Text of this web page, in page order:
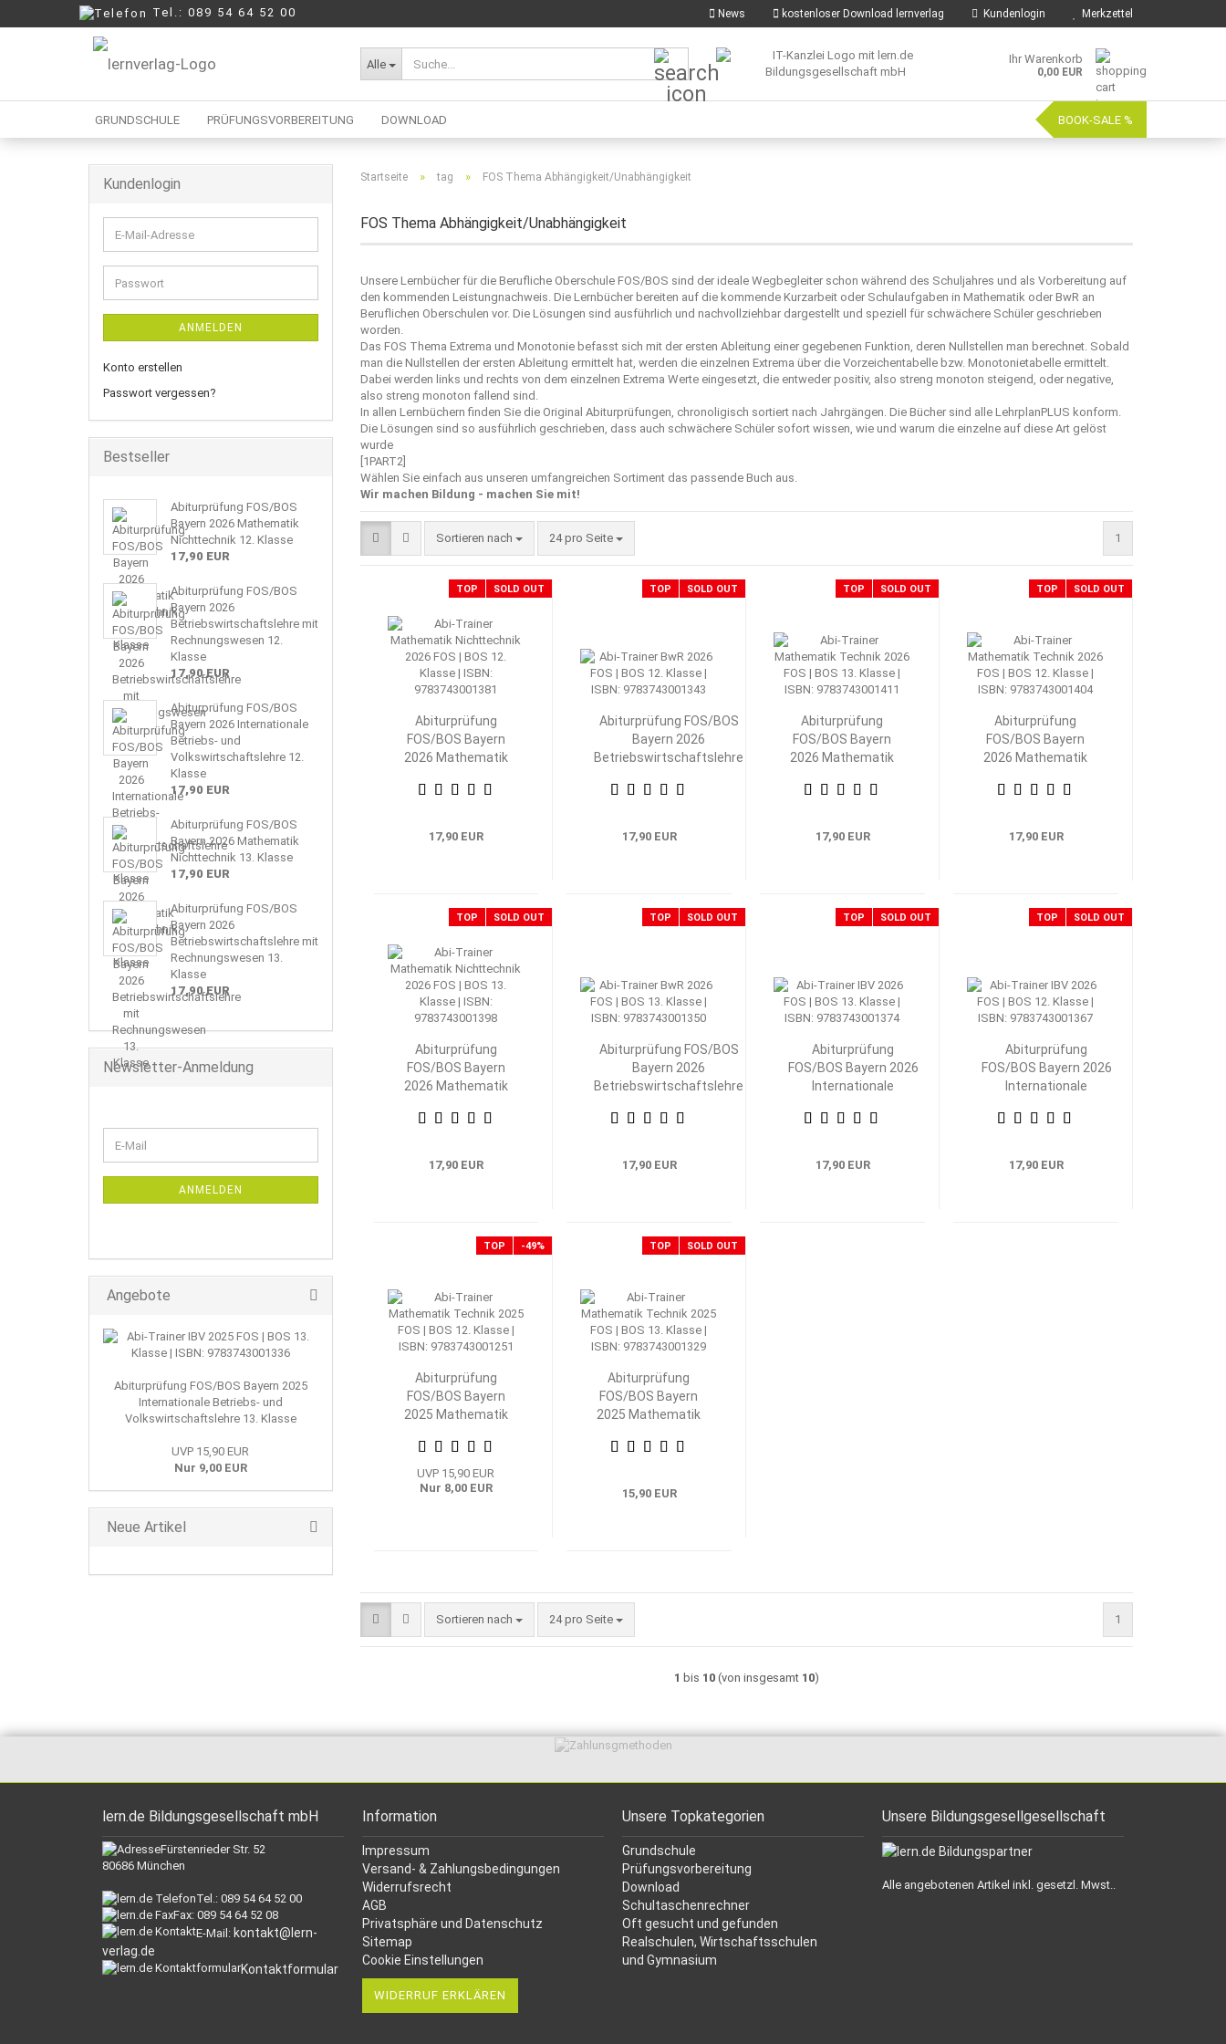
News kostenloser Download lernverlag Kundenlogin Merkzettel
Tel.: 089 54 64 52 00
Alle
Suche... Ihr Warenkorb
0,00 EUR
GRUNDSCHULE PRÜFUNGSVORBEREITUNG
Mittelschule
DOWNLOAD BOOK-SALE %
Startseite » tag » FOS Thema Abhängigkeit/Unabhängigkeit
FOS Thema Abhängigkeit/Unabhängigkeit
Unsere Lernbücher für die Berufliche Oberschule FOS/BOS sind der ideale Wegbegleiter schon während des Schuljahres und als Vorbereitung auf
den kommenden Leistungnachweis. Die Lernbücher bereiten auf die kommende Kurzarbeit oder Schulaufgaben in Mathematik oder BwR an
Beruflichen Oberschulen vor. Die Lösungen sind ausführlich und nachvollziehbar dargestellt und speziell für schwächere Schüler geschrieben
worden.
Das FOS Thema Extrema und Monotonie befasst sich mit der ersten Ableitung einer gegebenen Funktion, deren Nullstellen man berechnet. Sobald
man die Nullstellen der ersten Ableitung ermittelt hat, werden die einzelnen Extrema über die Vorzeichentabelle bzw. Monotonietabelle ermittelt.
Dabei werden links und rechts von dem einzelnen Extrema Werte eingesetzt, die entweder positiv, also streng monoton steigend, oder negative,
also streng monoton fallend sind.
In allen Lernbüchern finden Sie die Original Abiturprüfungen, chronoligisch sortiert nach Jahrgängen. Die Bücher sind alle LehrplanPLUS konform.
Die Lösungen sind so ausführlich geschrieben, dass auch schwächere Schüler sofort wissen, wie und warum die einzelne auf diese Art gelöst
wurde
[1PART2]
Wählen Sie einfach aus unseren umfangreichen Sortiment das passende Buch aus.
Wir machen Bildung - machen Sie mit!
Sortieren nach
Sortieren nach 24 pro Seite
pro Seite 1
TOP SOLD OUT
Abiturprüfung
FOS/BOS Bayern
2026 Mathematik
Klasse
17,90 EUR
TOP SOLD OUT
Abiturprüfung FOS/BOS
Bayern 2026
Betriebswirtschaftslehre
Klasse
17,90 EUR
TOP SOLD OUT
Abiturprüfung
FOS/BOS Bayern
2026 Mathematik
17,90 EUR
TOP SOLD OUT
Abiturprüfung
FOS/BOS Bayern
2026 Mathematik
17,90 EUR
TOP SOLD OUT
Abiturprüfung
FOS/BOS Bayern
2026 Mathematik
Klasse
17,90 EUR
TOP SOLD OUT
Abiturprüfung FOS/BOS
Bayern 2026
Betriebswirtschaftslehre
Klasse
17,90 EUR
TOP SOLD OUT
Abiturprüfung
FOS/BOS Bayern 2026
Internationale
Volkswirtschaftslehre
17,90 EUR
TOP SOLD OUT
Abiturprüfung
FOS/BOS Bayern 2026
Internationale
Volkswirtschaftslehre
17,90 EUR
TOP -49%
Abiturprüfung
FOS/BOS Bayern
2025 Mathematik
UVP 15,90 EUR
Nur 8,00 EUR
TOP SOLD OUT
Abiturprüfung
FOS/BOS Bayern
2025 Mathematik
15,90 EUR
Sortieren nach
Sortieren nach 24 pro Seite
pro Seite 1
1 bis 10(von insgesamt 10)
Kundenlogin
E-
Mail-
Adresse
Passwort
ANMELDEN
Konto erstellen
Passwort vergessen?
Bestseller
Abiturprüfung FOS/BOS
Bayern 2026 Mathematik
Nichttechnik 12. Klasse
17,90 EUR
Abiturprüfung FOS/BOS
Bayern 2026
Betriebswirtschaftslehre mit
Rechnungswesen 12.
Klasse
17,90 EUR
Abiturprüfung FOS/BOS
Bayern 2026 Internationale
Betriebs- und
Volkswirtschaftslehre 12.
Klasse
17,90 EUR
Abiturprüfung FOS/BOS
Bayern 2026 Mathematik
Nichttechnik 13. Klasse
17,90 EUR
Abiturprüfung FOS/BOS
Bayern 2026
Betriebswirtschaftslehre mit
Rechnungswesen 13.
Klasse
17,90 EUR
Newsletter-Anmeldung
ZUR
E-
Mail
ANMELDEN
Angebote
Abiturprüfung FOS/BOS Bayern 2025
Internationale Betriebs- und
Volkswirtschaftslehre 13. Klasse
UVP 15,90 EUR
Nur 9,00 EUR
Neue Artikel
lern.de Bildungsgesellschaft mbH
Fürstenrieder Str. 52
80686 München
Tel.: 089 54 64 52 00
Fax: 089 54 64 52 08
E-Mail: kontakt@lern-
verlag.de
Kontaktformular
Information
Impressum
Versand- & Zahlungsbedingungen
Widerrufsrecht
AGB
Privatsphäre und Datenschutz
Sitemap
Cookie Einstellungen
WIDERRUF ERKLÄREN
Unsere Topkategorien
Grundschule
Prüfungsvorbereitung
Download
Schultaschenrechner
Oft gesucht und gefunden
Realschulen, Wirtschaftsschulen
und Gymnasium
Unsere Bildungsgesellgesellschaft
Alle angebotenen Artikel inkl. gesetzl. Mwst..